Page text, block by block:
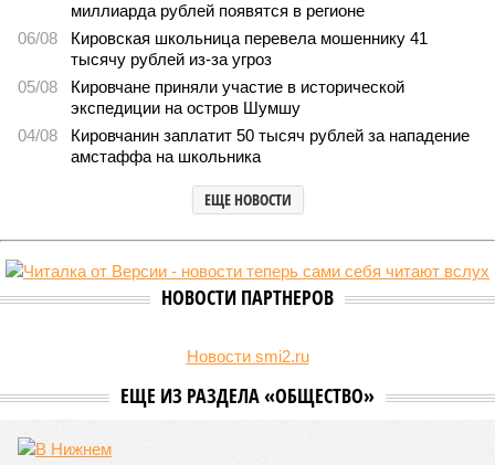
миллиарда рублей появятся в регионе
06/08
Кировская школьница перевела мошеннику 41
тысячу рублей из-за угроз
05/08
Кировчане приняли участие в исторической
экспедиции на остров Шумшу
04/08
Кировчанин заплатит 50 тысяч рублей за нападение
амстаффа на школьника
ЕЩЕ НОВОСТИ
НОВОСТИ ПАРТНЕРОВ
Новости smi2.ru
ЕЩЕ ИЗ РАЗДЕЛА «ОБЩЕСТВО»